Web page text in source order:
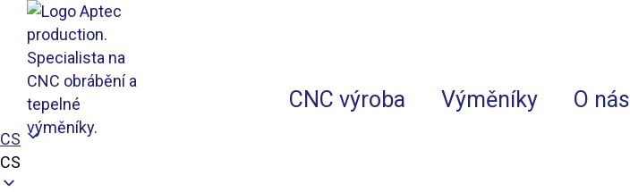
Přeskočit na obsah
Aptec production
CNC výroba Výměníky O nás
CS
CS